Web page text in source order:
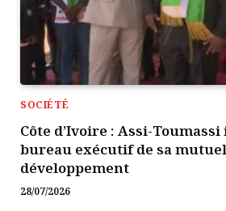
SOCIÉTÉ
Côte d’Ivoire : Assi-
bureau exécutif de sa
développement
28/07/2026